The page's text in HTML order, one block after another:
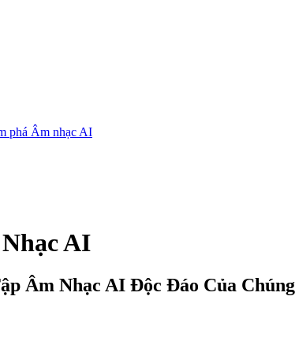
phá Âm nhạc AI
AI
Âm Nhạc AI Độc Đáo Của